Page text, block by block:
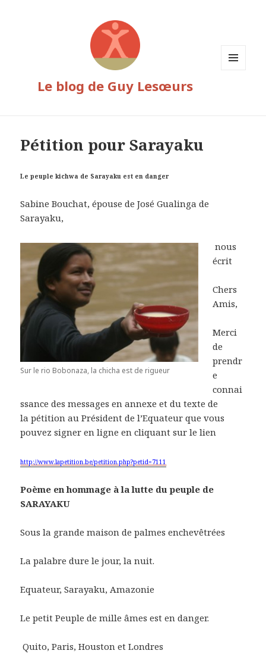
Le blog de Guy Lesœurs
Pétition pour Sarayaku
Le peuple kichwa de Sarayaku est en danger
Sabine Bouchat, épouse de José Gualinga de
Sarayaku,
Sur le rio Bobonaza, la chicha est de rigueur
nous
écrit
Chers
Amis,
Merci
de
prendr
e
connai
ssance des messages en annexe et du texte de
la pétition au Président de l’Equateur que vous
pouvez signer en ligne en cliquant sur le lien
http://www.lapetition.be/petition.php?petid=7111
Poème en hommage à la lutte du peuple de
SARAYAKU
Sous la grande maison de palmes enchevêtrées
La palabre dure le jour, la nuit.
Equateur, Sarayaku, Amazonie
Le petit Peuple de mille âmes est en danger.
Quito, Paris, Houston et Londres